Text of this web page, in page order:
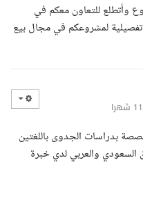
وأتطلع للتعاون معكم في
لمشروعكم في مجال بيع
بدراسات الجدوى باللغتين
7 سنوات بالسوق السعودي والعربي لدي خبرة